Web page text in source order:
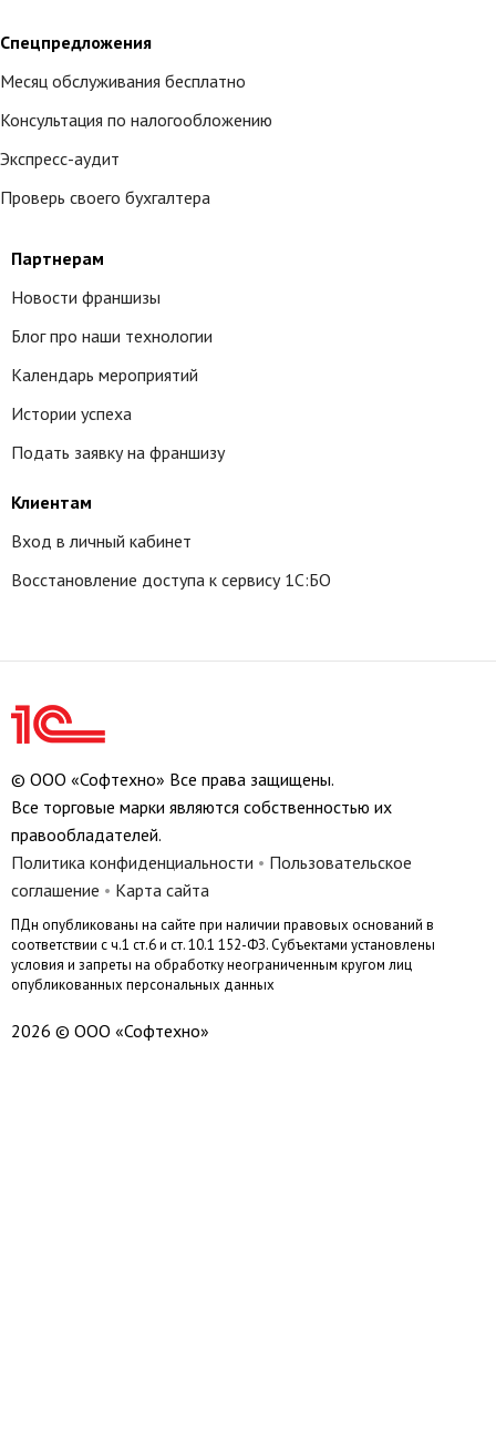
Спецпредложения
Месяц обслуживания бесплатно
Консультация по налогообложению
Экспресс-аудит
Проверь своего бухгалтера
Партнерам
Новости франшизы
Блог про наши технологии
Календарь мероприятий
Истории успеха
Подать заявку на франшизу
Клиентам
Вход в личный кабинет
Восстановление доступа к сервису 1С:БО
© ООО «Софтехно» Все права защищены.
Все торговые марки являются собственностью их
правообладателей.
Политика конфиденциальности • Пользовательское
соглашение • Карта сайта
ПДн опубликованы на сайте при наличии правовых оснований в
соответствии с ч.1 ст.6 и ст. 10.1 152-ФЗ. Субъектами установлены
условия и запреты на обработку неограниченным кругом лиц
опубликованных персональных данных
2026 © ООО «Софтехно»